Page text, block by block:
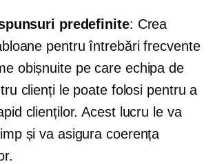
predefinite: Crea
pentru întrebări frecvente
obișnuite pe care echipa de
clienți le poate folosi pentru a
clienților. Acest lucru le va
și va asigura coerența